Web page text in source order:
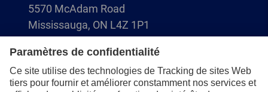
5570 McAdam Road
Mississauga, ON L4Z 1P1
+1 (866) 245-1555
info.ca@pferd.com